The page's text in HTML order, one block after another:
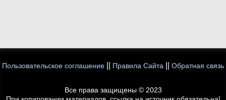
Пользовательское соглашение Правила Сайта Обратная связь
Все права защищены © 2023